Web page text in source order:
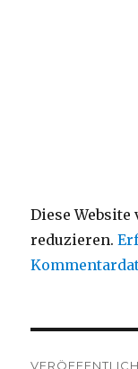
Diese
reduzieren.